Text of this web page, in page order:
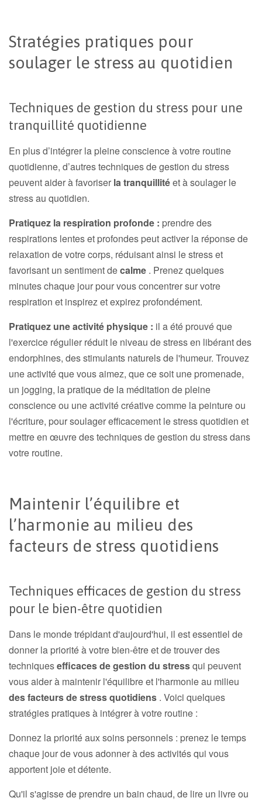
Stratégies pratiques pour
soulager le stress au quotidien
Techniques de gestion du stress pour une
tranquillité quotidienne
En plus d’intégrer la pleine conscience à votre routine
quotidienne, d’autres techniques de gestion du stress
peuvent aider à favoriser la tranquillitéet à soulager le
stress au quotidien.
Pratiquez la respiration profonde : prendre des
respirations lentes et profondes peut activer la réponse de
relaxation de votre corps, réduisant ainsi le stress et
favorisant un sentiment decalme . Prenez quelques
minutes chaque jour pour vous concentrer sur votre
respiration et inspirez et expirez profondément.
Pratiquez une activité physique : il a été prouvé que
l'exercice régulier réduit le niveau de stress en libérant des
endorphines, des stimulants naturels de l'humeur. Trouvez
une activité que vous aimez, que ce soit une promenade,
un jogging, la pratique de la méditation de pleine
conscience ou une activité créative comme la peinture ou
l'écriture, pour soulager efficacement le stress quotidien et
mettre en œuvre des techniques de gestion du stress dans
votre routine.
Maintenir l’équilibre et
l’harmonie au milieu des
facteurs de stress quotidiens
Techniques efficaces de gestion du stress
pour le bien-être quotidien
Dans le monde trépidant d'aujourd'hui, il est essentiel de
donner la priorité à votre bien-être et de trouver des
techniquesefficaces de gestion du stressqui peuvent
vous aider à maintenir l'équilibre et l'harmonie au milieu
des facteurs de stress quotidiens . Voici quelques
stratégies pratiques à intégrer à votre routine :
Donnez la priorité aux soins personnels : prenez le temps
chaque jour de vous adonner à des activités qui vous
apportent joie et détente.
Qu'il s'agisse de prendre un bain chaud, de lire un livre ou